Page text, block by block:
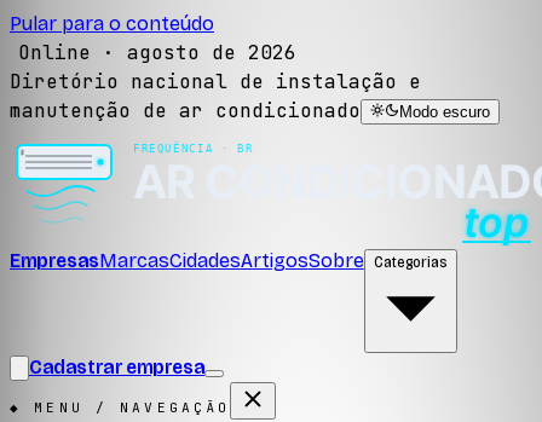
Pular para o conteúdo
Online · agosto de 2026
Diretório nacional de instalação e
manutenção de ar condicionado
Modo escuro
EmpresasMarcasCidadesArtigosSobre Categorias
Cadastrar empresa
◆ MENU / NAVEGAÇÃO